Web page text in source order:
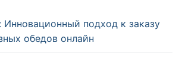
Инновационный подход к заказу
обедов онлайн